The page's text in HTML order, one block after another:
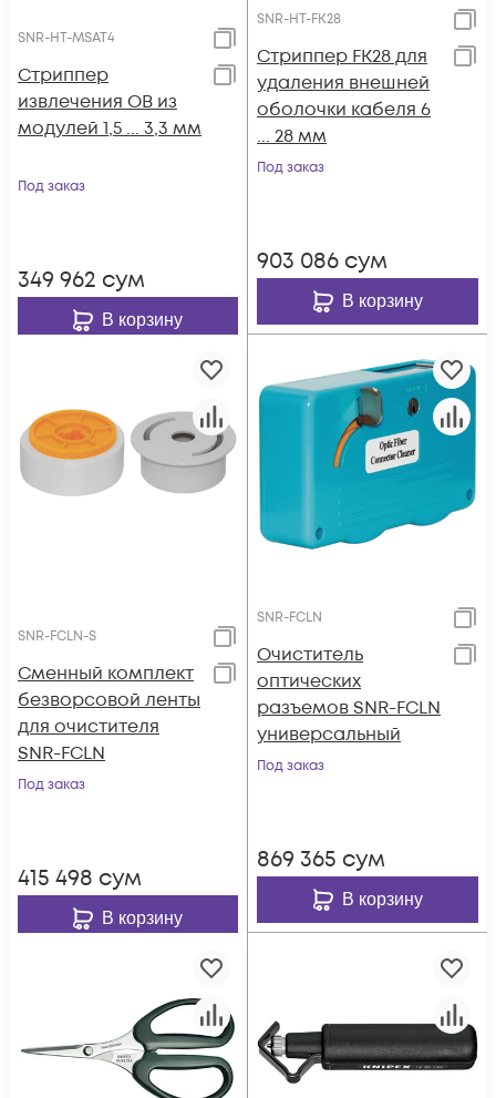
SNR-HT-MSAT4
Стриппер
извлечения ОВ из
модулей 1,5 ... 3,3 мм
Под заказ
349 962 сум
В корзину
SNR-HT-FK28
Стриппер FK28 для
удаления внешней
оболочки кабеля 6
... 28 мм
Под заказ
903 086 сум
В корзину
SNR-FCLN-S
Сменный комплект
безворсовой ленты
для очистителя
SNR-FCLN
Под заказ
415 498 сум
В корзину
SNR-FCLN
Очиститель
оптических
разъемов SNR-FCLN
универсальный
Под заказ
869 365 сум
В корзину